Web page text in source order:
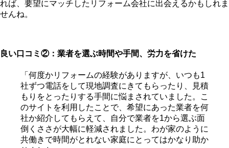
れば、要望にマッチしたリフォーム会社に出会えるかもしれま
せんね。
良い口コミ②：業者を選ぶ時間や手間、労力を省けた
「何度かリフォームの経験がありますが、いつも1
社ずつ電話をして現地調査にきてもらったり、見積
もりをとったりする手間に悩まされていました。こ
のサイトを利用したことで、希望にあった業者を何
社か紹介してもらえて、自分で業者を1から選ぶ面
倒くささが大幅に軽減されました。わが家のように
共働きで時間がとれない家庭にとってはかなり助か